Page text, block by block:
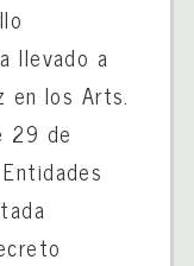
llevado a
en los Arts.
29 de